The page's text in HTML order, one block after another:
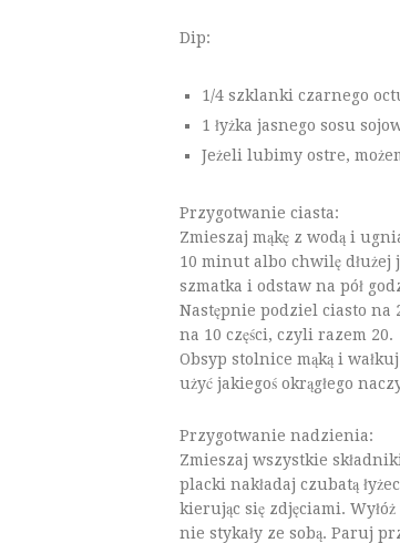
Dip:
1/4 szklanki czarnego
1 łyżka jasnego sosu
Jeżeli lubimy ostre,
Przygotwanie ciasta:
Zmieszaj mąkę z wodą i
10 minut albo chwilę
szmatka i odstaw na pół
Następnie podziel ciasto na
na 10 części, czyli razem 20.
Obsyp stolnice mąką i
użyć jakiegoś okrągłego
Przygotwanie nadzienia:
Zmieszaj wszystkie
placki nakładaj czubatą
kierując się zdjęciami.
nie stykały ze sobą. Paruj